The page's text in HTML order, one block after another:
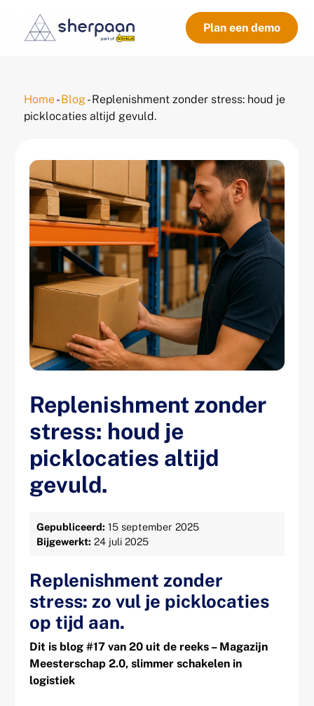
Plan een demo
Home-Blog-Replenishment zonder stress: houd je
picklocaties altijd gevuld.
Replenishment zonder
stress: houd je
picklocaties altijd
gevuld.
Gepubliceerd: 15 september 2025
Bijgewerkt: 24 juli 2025
Replenishment zonder
stress: zo vul je picklocaties
op tijd aan.
Dit is blog #17 van 20 uit de reeks – Magazijn
Meesterschap 2.0, slimmer schakelen in
logistiek